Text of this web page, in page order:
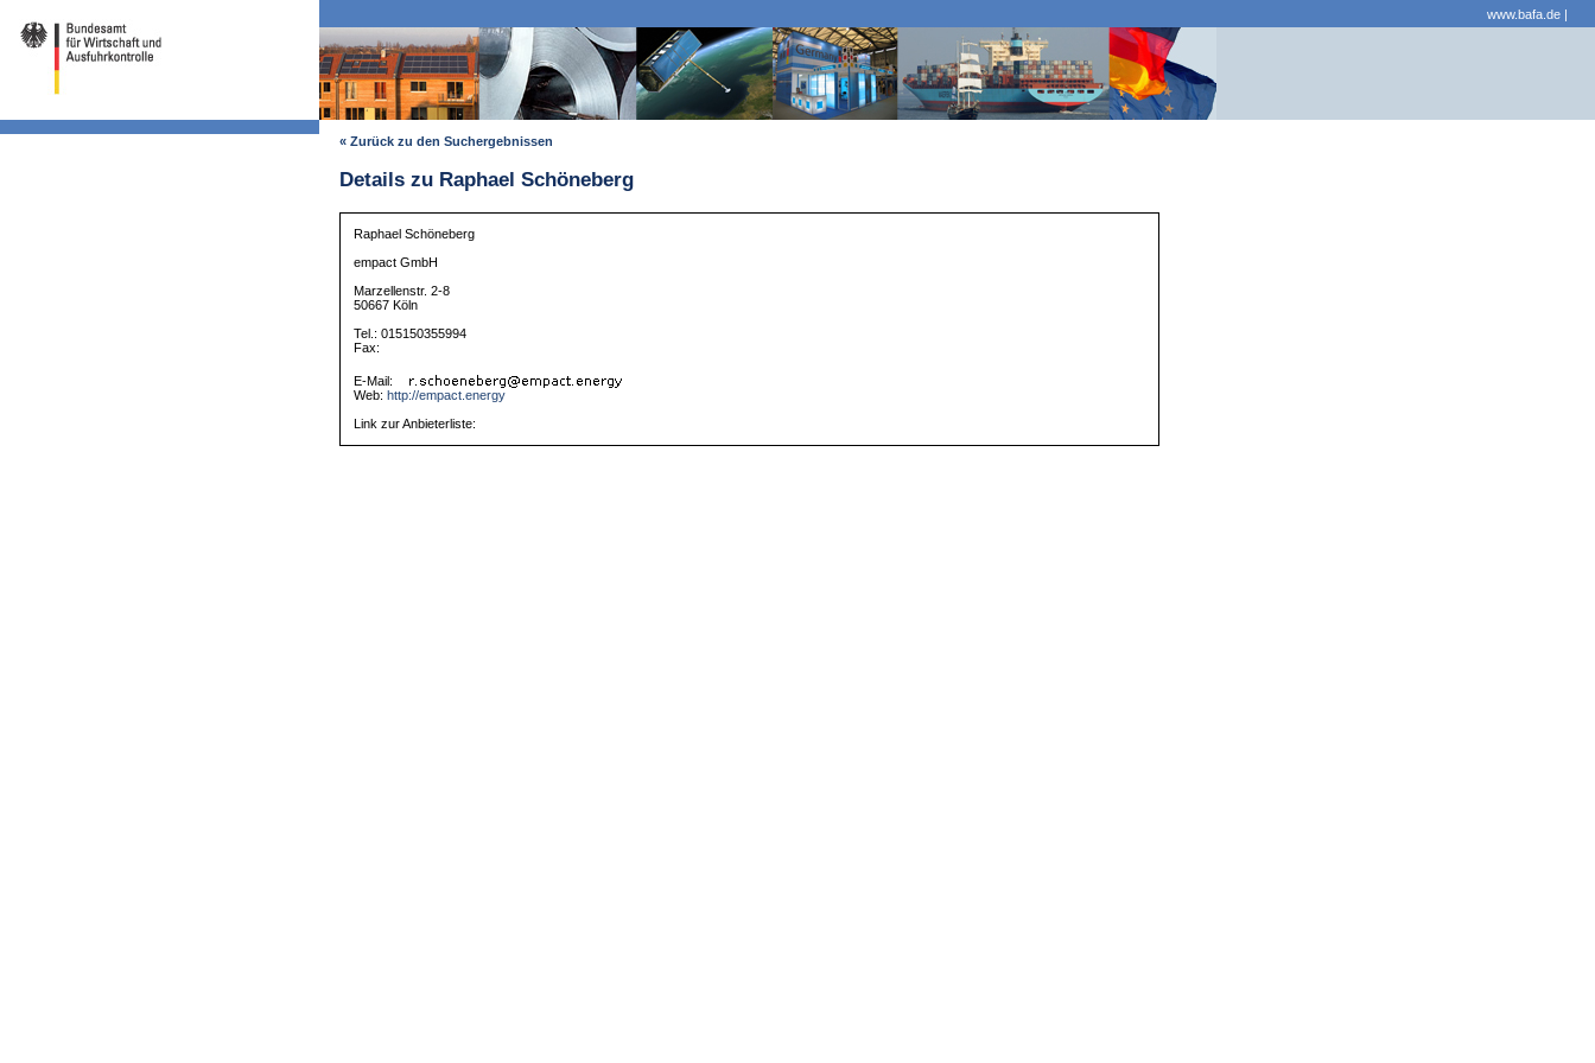
www.bafa.de |
« Zurück zu den Suchergebnissen
Details zu Raphael Schöneberg
Raphael Schöneberg
empact GmbH
Marzellenstr. 2-8
50667 Köln
Tel.: 015150355994
Fax:
E-Mail:
Web: http://empact.energy
Link zur Anbieterliste: